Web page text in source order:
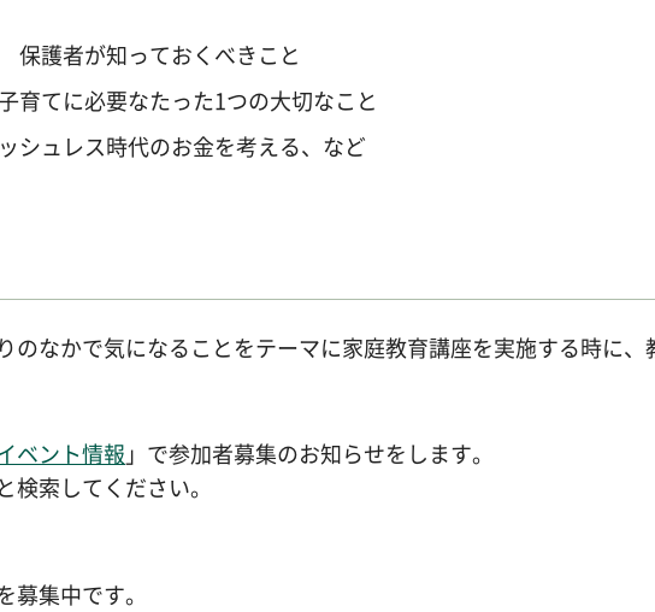
護者が知っておくべきこと
てに必要なたった1つの大切なこと
シュレス時代のお金を考える、など
のなかで気になることをテーマに家庭教育講座を実施する時に
ベント情報 」で参加者募集のお知らせをします。
索してください。
集中です。